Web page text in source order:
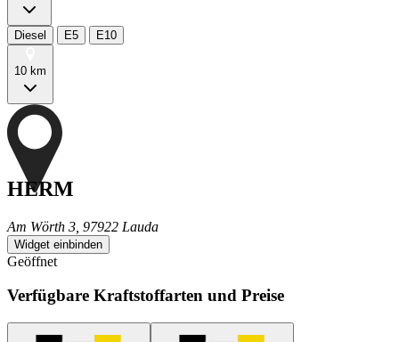
Diesel E5 E10
10 km
HERM
Am Wörth 3, 97922 Lauda
Widget einbinden
Geöffnet
Verfügbare Kraftstoffarten und Preise